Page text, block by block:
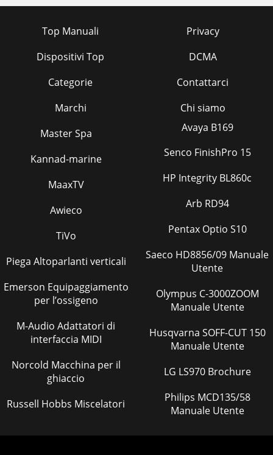
Top Manuali
Dispositivi Top
Categorie
Marchi
Privacy
DCMA
Contattarci
Chi siamo
Master Spa
Kannad-marine
MaaxTV
Awieco
TiVo
Piega Altoparlanti verticali
Emerson Equipaggiamento
per l’ossigeno
M-Audio Adattatori di
interfaccia MIDI
Norcold Macchina per il
ghiaccio
Russell Hobbs Miscelatori
Avaya B169
Senco FinishPro 15
HP Integrity BL860c
Arb RD94
Pentax Optio S10
Saeco HD8856/09 Manuale
Utente
Olympus C-3000ZOOM
Manuale Utente
Husqvarna SOFF-CUT 150
Manuale Utente
LG LS970 Brochure
Philips MCD135/58
Manuale Utente